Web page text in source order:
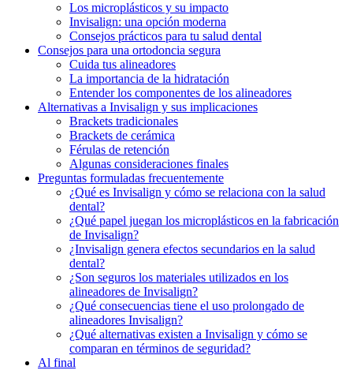
Los microplásticos y su impacto
Invisalign: una opción moderna
Consejos prácticos para tu salud dental
Consejos para una ortodoncia segura
Cuida tus alineadores
La importancia de la hidratación
Entender los componentes de los alineadores
Alternativas a Invisalign y sus implicaciones
Brackets tradicionales
Brackets de cerámica
Férulas de retención
Algunas consideraciones finales
Preguntas formuladas frecuentemente
¿Qué es Invisalign y cómo se relaciona con la salud
dental?
¿Qué papel juegan los microplásticos en la fabricación
de Invisalign?
¿Invisalign genera efectos secundarios en la salud
dental?
¿Son seguros los materiales utilizados en los
alineadores de Invisalign?
¿Qué consecuencias tiene el uso prolongado de
alineadores Invisalign?
¿Qué alternativas existen a Invisalign y cómo se
comparan en términos de seguridad?
Al final